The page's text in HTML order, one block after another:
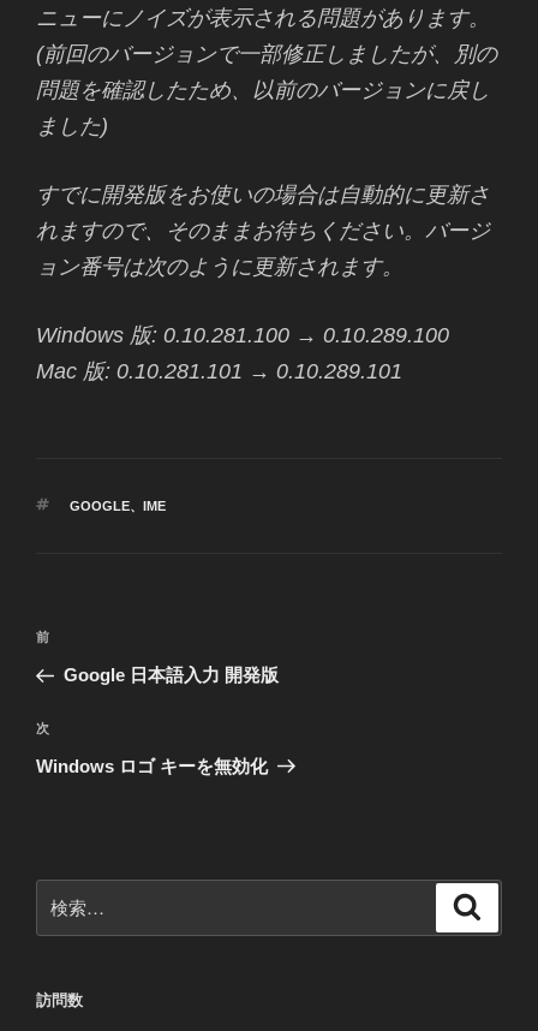
ニューにノイズが表示される問題があります。
(前回のバージョンで一部修正しましたが、別の
問題を確認したため、以前のバージョンに戻し
ました)
すでに開発版をお使いの場合は自動的に更新さ
れますので、そのままお待ちください。バージ
ョン番号は次のように更新されます。
Windows 版: 0.10.281.100 → 0.10.289.100
Mac 版: 0.10.281.101 → 0.10.289.101
タ
GOOGLE、 IME
投
ナ
ビ
ゲ
ン
前
の
稿
前
Google 日本語入力 開発版
次
の
次
Windows ロゴ キーを無効化
索:
訪問数